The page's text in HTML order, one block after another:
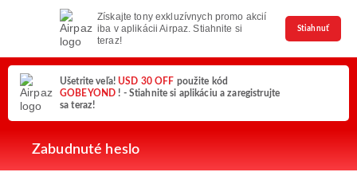
Získajte tony exkluzívnych promo akcií
iba v aplikácii Airpaz. Stiahnite si
teraz!
Stiahnuť
Ušetrite veľa!USD 30 OFF použite kód
GOBEYOND ! - Stiahnite si aplikáciu a zaregistrujte
sa teraz!
Zabudnuté heslo